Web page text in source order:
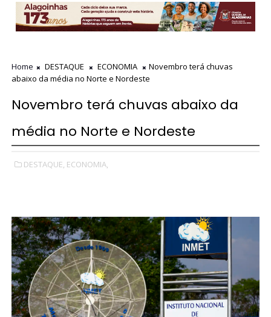
Home DESTAQUE ECONOMIA
Novembro terá chuvas
abaixo da média no Norte e Nordeste
Novembro terá chuvas abaixo da
média no Norte e Nordeste
DESTAQUE, ECONOMIA,